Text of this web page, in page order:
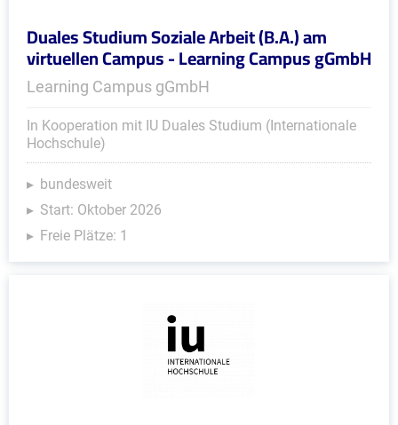
Duales Studium Soziale Arbeit (B.A.) am
virtuellen Campus - Learning Campus gGmbH
Learning Campus gGmbH
In Kooperation mit IU Duales Studium (Internationale
Hochschule)
bundesweit
Start: Oktober 2026
Freie Plätze: 1